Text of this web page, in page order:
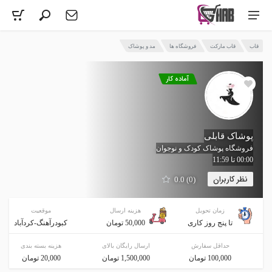
قاب قاب مارکت فروشگاه ها مد و پوشاک
آماده کار
پوشاک قابلی
فروشگاه پوشاک کودک و نوجوان
00:00 تا 11:59
نظر کاربران (0) 0.0
زمان تحویل
تا پنج روز کاری
هزینه ارسال
50,000 تومان
موقعیت
کبودرآهنگ-کردآباد
حداقل سفارش
100,000 تومان
ارسال رایگان بالای
1,500,000 تومان
هزینه بسته بندی
20,000 تومان